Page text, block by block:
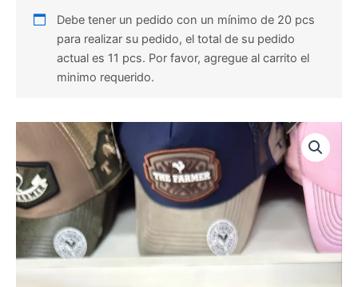
Debe tener un pedido con un mínimo de 20 pcs
para realizar su pedido, el total de su pedido
actual es 11 pcs. Por favor, agregue al carrito el
minimo requerido.